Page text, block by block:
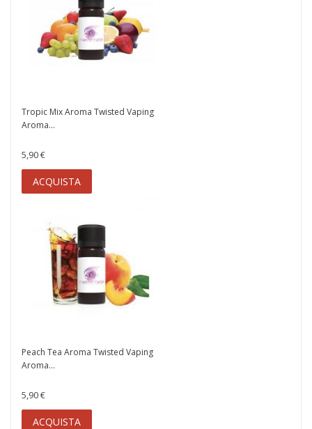
Tropic Mix Aroma Twisted Vaping
Aroma...
5,90 €
ACQUISTA
Peach Tea Aroma Twisted Vaping
Aroma...
5,90 €
ACQUISTA